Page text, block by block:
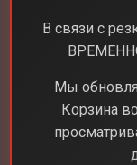
В связи с
Мы
Корзина